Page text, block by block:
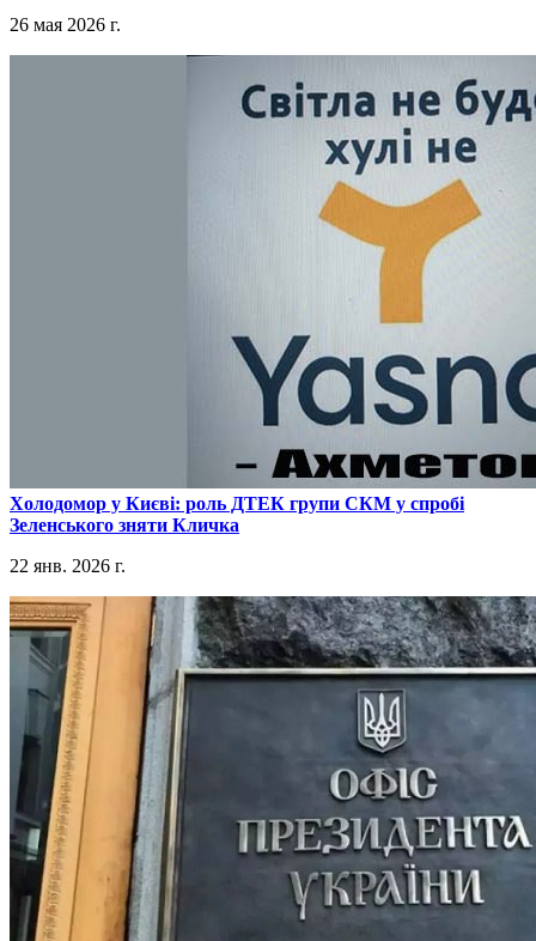
26 мая 2026 г.
​Холодомор у Києві: роль ДТЕК групи СКМ у спробі
Зеленського зняти Кличка
22 янв. 2026 г.